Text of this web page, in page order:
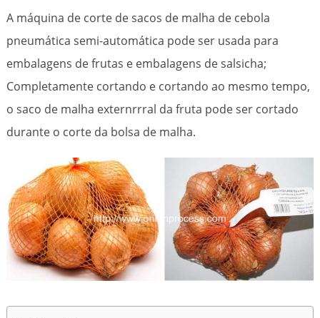
A máquina de corte de sacos de malha de cebola
pneumática semi-automática pode ser usada para
embalagens de frutas e embalagens de salsicha;
Completamente cortando e cortando ao mesmo tempo,
o saco de malha externrrral da fruta pode ser cortado
durante o corte da bolsa de malha.